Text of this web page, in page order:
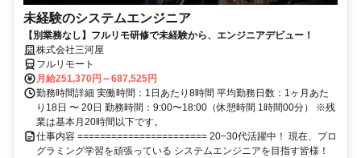
未経験のシステムエンジニア
【別業務なし】フルリモ研修で未経験から、エンジニアデビュー！
株式会社三河屋
フルリモート
月給251,370円～687,525円
勤務時間詳細 実働時間：1日あたり8時間 平均勤務日数：1ヶ月あた
り18日 〜 20日 勤務時間：9:00〜18:00（休憩時間 1時間00分） ※残
業は基本月20時間以下です。
仕事内容 ======================= 20−30代活躍中！ 現在、プロ
グラミング学習を頑張っている システムエンジニアを目指す皆様！